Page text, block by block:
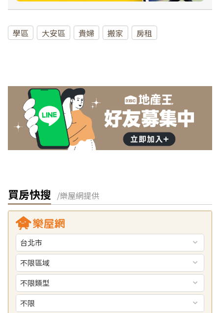
學區 大安區 貴婦 搬家 房租
買房快搜 /樂屋網提供